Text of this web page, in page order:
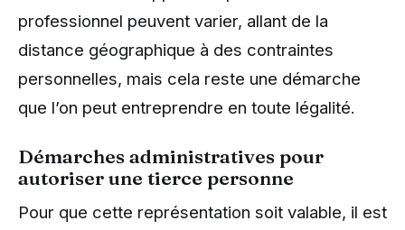
professionnel peuvent varier, allant de la
distance géographique à des contraintes
personnelles, mais cela reste une démarche
que l’on peut entreprendre en toute légalité.
Démarches administratives pour
autoriser une tierce personne
Pour que cette représentation soit valable, il est